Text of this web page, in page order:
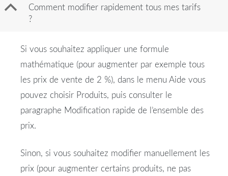
B
Comment modifier rapidement tous mes tarifs
?
Si vous souhaitez appliquer une formule
mathématique (pour augmenter par exemple tous
les prix de vente de 2 %), dans le menu Aide vous
pouvez choisir Produits, puis consulter le
paragraphe Modification rapide de l’ensemble des
prix.
Sinon, si vous souhaitez modifier manuellement les
prix (pour augmenter certains produits, ne pas